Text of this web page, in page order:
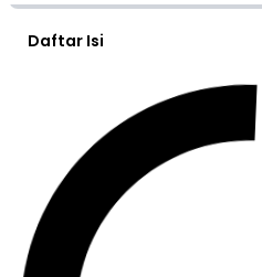
Daftar Isi